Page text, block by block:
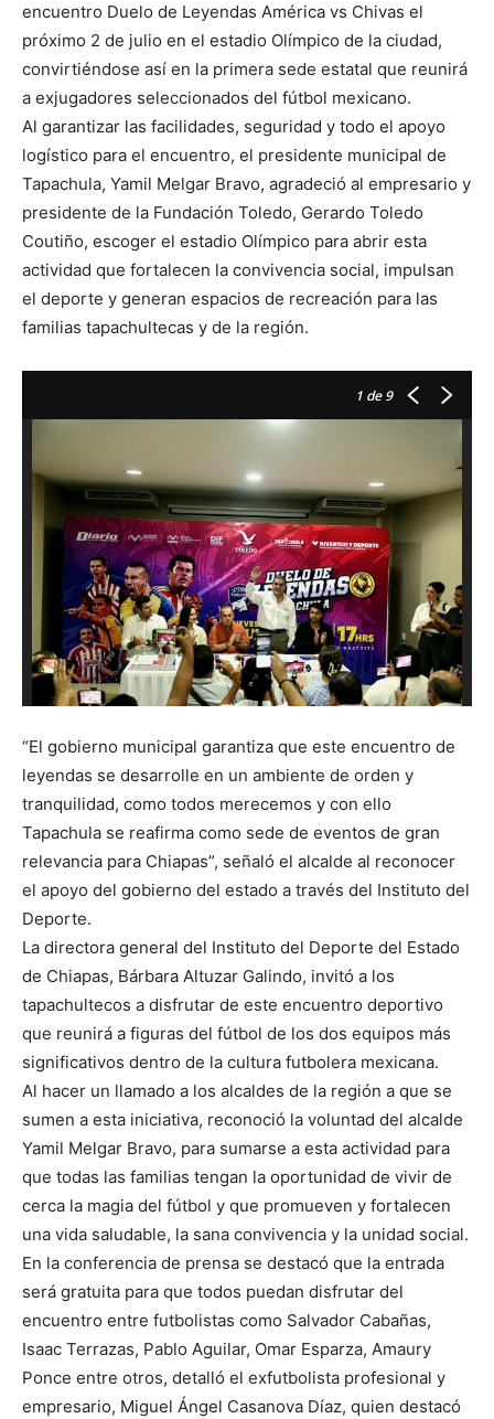
encuentro Duelo de Leyendas América vs Chivas el
próximo 2 de julio en el estadio Olímpico de la ciudad,
convirtiéndose así en la primera sede estatal que reunirá
a exjugadores seleccionados del fútbol mexicano.
Al garantizar las facilidades, seguridad y todo el apoyo
logístico para el encuentro, el presidente municipal de
Tapachula, Yamil Melgar Bravo, agradeció al empresario y
presidente de la Fundación Toledo, Gerardo Toledo
Coutiño, escoger el estadio Olímpico para abrir esta
actividad que fortalecen la convivencia social, impulsan
el deporte y generan espacios de recreación para las
familias tapachultecas y de la región.
1 de 9
“El gobierno municipal garantiza que este encuentro de
leyendas se desarrolle en un ambiente de orden y
tranquilidad, como todos merecemos y con ello
Tapachula se reafirma como sede de eventos de gran
relevancia para Chiapas”, señaló el alcalde al reconocer
el apoyo del gobierno del estado a través del Instituto del
Deporte.
La directora general del Instituto del Deporte del Estado
de Chiapas, Bárbara Altuzar Galindo, invitó a los
tapachultecos a disfrutar de este encuentro deportivo
que reunirá a figuras del fútbol de los dos equipos más
significativos dentro de la cultura futbolera mexicana.
Al hacer un llamado a los alcaldes de la región a que se
sumen a esta iniciativa, reconoció la voluntad del alcalde
Yamil Melgar Bravo, para sumarse a esta actividad para
que todas las familias tengan la oportunidad de vivir de
cerca la magia del fútbol y que promueven y fortalecen
una vida saludable, la sana convivencia y la unidad social.
En la conferencia de prensa se destacó que la entrada
será gratuita para que todos puedan disfrutar del
encuentro entre futbolistas como Salvador Cabañas,
Isaac Terrazas, Pablo Aguilar, Omar Esparza, Amaury
Ponce entre otros, detalló el exfutbolista profesional y
empresario, Miguel Ángel Casanova Díaz, quien destacó